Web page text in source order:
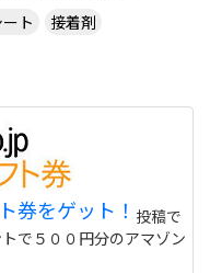
ト
接着剤
券をゲット！ 投稿で
で５００円分のアマゾン